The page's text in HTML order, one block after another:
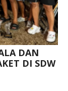
DAN
DI SDW